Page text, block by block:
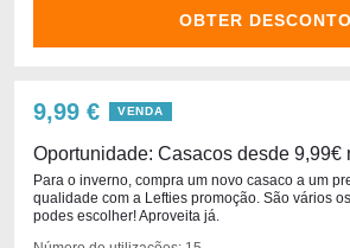
OBTER DESCONTO
9,99 € VENDA
Oportunidade: Casacos desde 9,99€
Para o inverno, compra um novo casaco a um
qualidade com a Lefties promoção. São vários
podes escolher! Aproveita já.